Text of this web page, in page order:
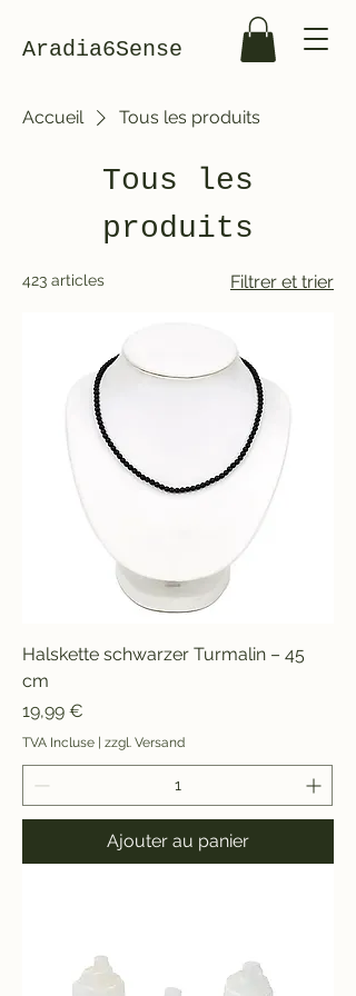
Aradia6Sense
Accueil Tous les produits
Tous les
produits
423 articles Filtrer et trier
Halskette schwarzer Turmalin – 45
cm
Prix
19,99 €
TVA Incluse | zzgl. Versand
Ajouter au panier